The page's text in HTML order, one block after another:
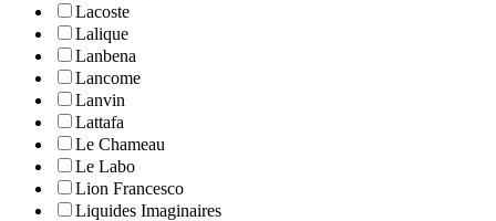
Lacoste
Lalique
Lanbena
Lancome
Lanvin
Lattafa
Le Chameau
Le Labo
Lion Francesco
Liquides Imaginaires